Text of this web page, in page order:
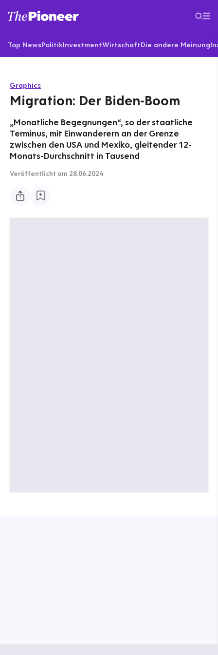
Top NewsPolitikInvestmentWirtschaftDie andere Meinung
Graphics
Migration: Der Biden-Boom
„Monatliche Begegnungen“, so der staatliche
Terminus, mit Einwanderern an der Grenze
zwischen den USA und Mexiko, gleitender 12-
Monats-Durchschnitt in Tausend
Veröffentlicht am 28.06.2024